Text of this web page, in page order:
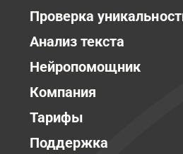
Проверка
Анализ текста
Нейропомощник
Компания
Тарифы
Поддержка